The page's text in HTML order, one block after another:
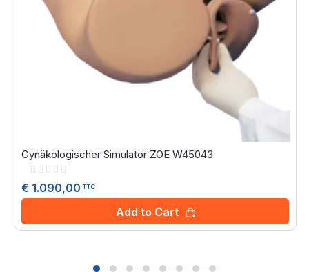
Gynäkologischer Simulator ZOE W45043
Rating:
€ 1.090,00 TTC
Add to Cart